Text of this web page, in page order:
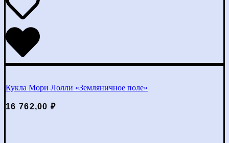
Кукла Мори Лолли «Земляничное поле»
16 762,00₽